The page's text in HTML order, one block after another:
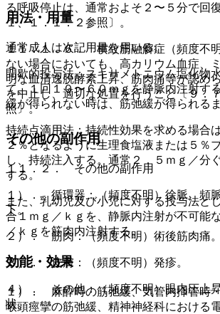
る呼吸停止は、通常およそ２〜５分で回
１、１．１．２参照〕。
１１．１．６． 横紋筋融解症（頻度不
ない場合においても、高カリウム血症、
明な血清逸脱酵素上昇、筋肉痛等が認め
を中止し、適切な処置を行うこと〔９．
照〕。
その他の副作用
１１．２． その他の副作用
１）． 循環器：（頻度不明）徐脈、頻
下。
２）． 筋肉：（頻度不明）術後筋肉痛。
３）． 皮膚：（頻度不明）発疹。
４）． その他：（頻度不明）眼内圧上
状。
用法・用量
通常成人は次記用量を用いる。
間歇的投与法：スキサメトニウム塩化物
て、１回１０〜６０ｍｇを静脈内注射す
緩が得られない時は、筋弛緩が得られる
持続点滴用法：持続性効果を求める場合
２％となるように生理食塩液または５％
し、持続注入する。通常２．５ｍｇ／分
する。
また、乳幼児及び小児に対する投与法と
合１ｍｇ／ｋｇを、静脈内注射が不可能
／ｋｇを筋肉内注射する。
効能・効果
１）． 麻酔時の筋弛緩、気管内挿管時
喉頭痙攣の筋弛緩、精神神経科における